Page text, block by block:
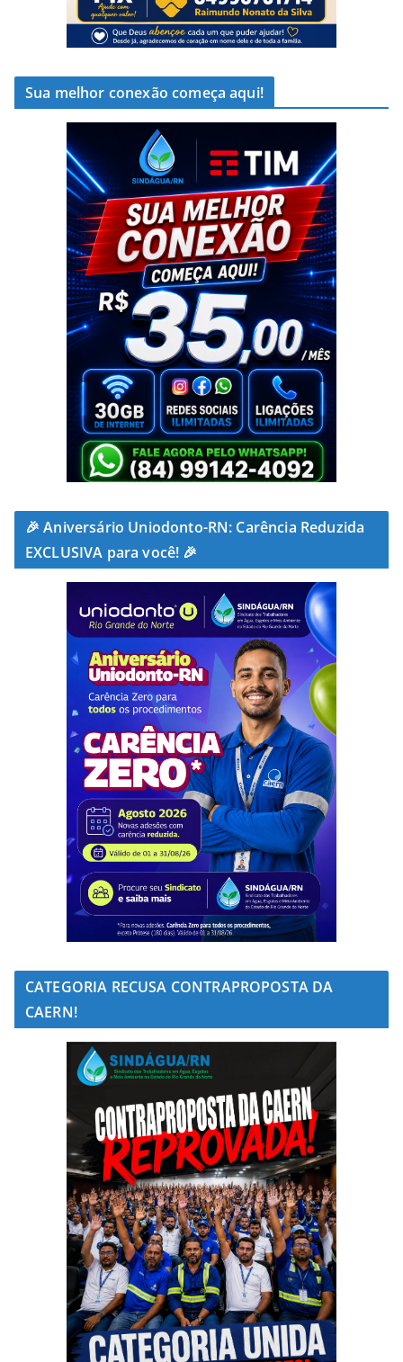
Sua melhor conexão começa aqui!
🎉 Aniversário Uniodonto-RN: Carência Reduzida
EXCLUSIVA para você! 🎉
CATEGORIA RECUSA CONTRAPROPOSTA DA
CAERN!